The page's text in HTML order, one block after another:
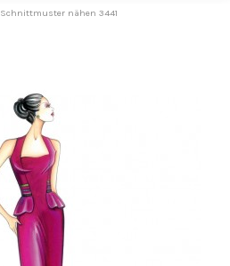
Schnittmuster nähen 3441